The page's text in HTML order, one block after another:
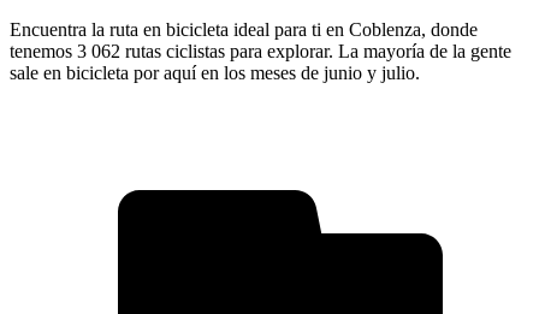
Encuentra la ruta en bicicleta ideal para ti en Coblenza, donde
tenemos 3 062 rutas ciclistas para explorar. La mayoría de la gente
sale en bicicleta por aquí en los meses de junio y julio.